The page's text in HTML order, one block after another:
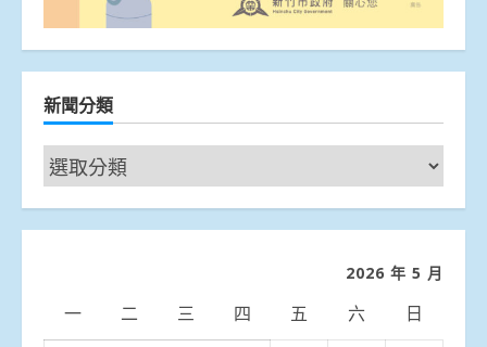
新聞分類
新
聞
分
2026 年 5 月
一 二 三 四 五 六 日